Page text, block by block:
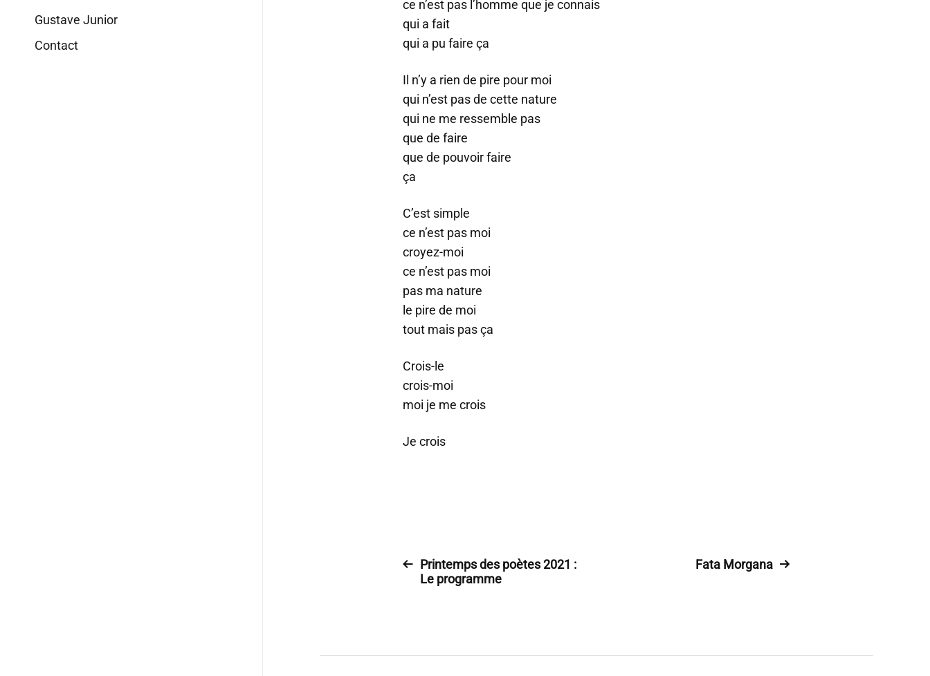
Gustave Junior
Contact
ce n’est pas l’homme que je connais
qui a fait
qui a pu faire ça
Il n’y a rien de pire pour moi
qui n’est pas de cette nature
qui ne me ressemble pas
que de faire
que de pouvoir faire
ça
C’est simple
ce n’est pas moi
croyez-moi
ce n’est pas moi
pas ma nature
le pire de moi
tout mais pas ça
Crois-le
crois-moi
moi je me crois
Je crois
Printemps des poètes 2021 :
Le programme
Fata Morgana